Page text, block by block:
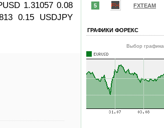
1.31057 0.08
0.15 USDJPY
5 FXTEAM
ГРАФИКИ ФОРЕКС
Выбор графика